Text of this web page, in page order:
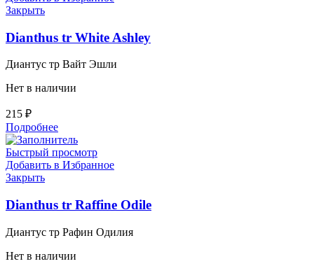
Закрыть
Dianthus tr White Ashley
Диантус тр Вайт Эшли
Нет в наличии
215 ₽
Подробнее
Быстрый просмотр
Добавить в Избранное
Закрыть
Dianthus tr Raffine Odile
Диантус тр Рафин Одилия
Нет в наличии